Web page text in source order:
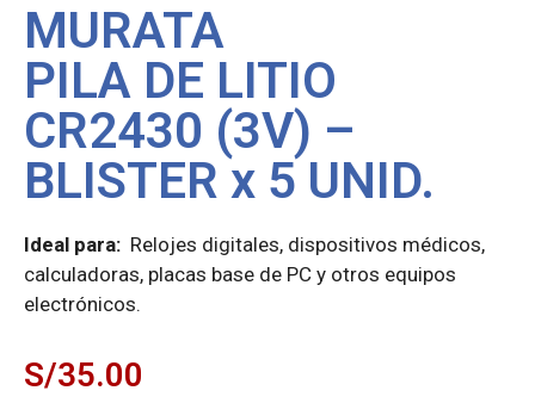
MURATA
PILA DE LITIO
CR2430 (3V) –
BLISTER x 5 UNID.
Ideal para: Relojes digitales, dispositivos médicos,
calculadoras, placas base de PC y otros equipos
electrónicos.
S/35.00